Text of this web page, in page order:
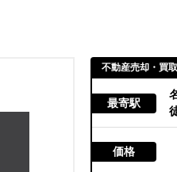
不動産売却・買
最寄駅
価格